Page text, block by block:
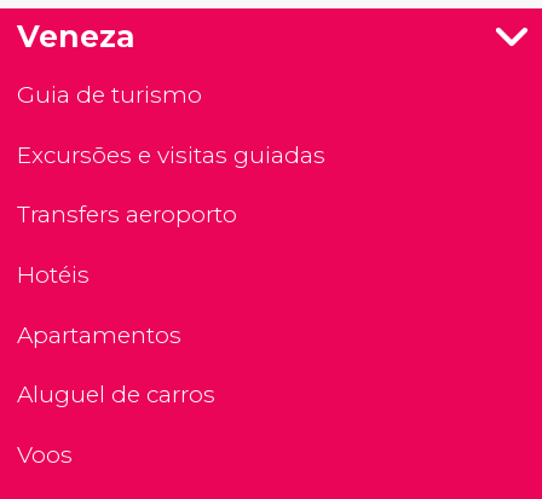
Veneza
Guia de turismo
Excursões e visitas guiadas
Transfers aeroporto
Hotéis
Apartamentos
Aluguel de carros
Voos